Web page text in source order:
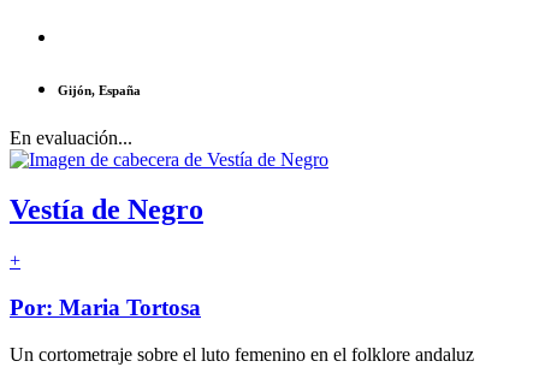
Gijón, España
En evaluación...
Vestía de Negro
+
Por: Maria Tortosa
Un cortometraje sobre el luto femenino en el folklore andaluz